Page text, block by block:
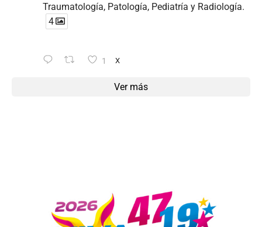
Traumatología, Patología, Pediatría y Radiología.
4
1 X
Ver más